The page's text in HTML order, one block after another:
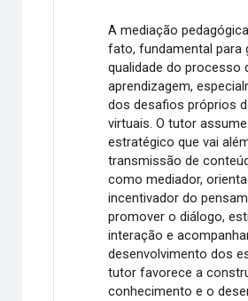
A mediação
fato, fundamental para
qualidade do processo
aprendizagem,
dos desafios próprios
virtuais. O tutor assume
estratégico que vai
transmissão de
como mediador,
incentivador do
promover o diálogo,
interação e
desenvolvimento dos
tutor favorece a
conhecimento e o